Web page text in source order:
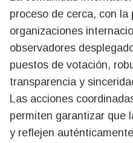
proceso de cerca, con la
organizaciones
observadores
puestos de votación,
transparencia y
Las acciones
permiten garantizar que
y reflejen